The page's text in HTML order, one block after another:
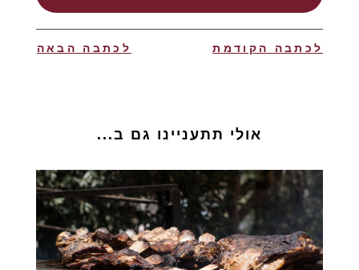
לכתבה הקודמת לכתבה הבאה
אולי תתעניינו גם ב...